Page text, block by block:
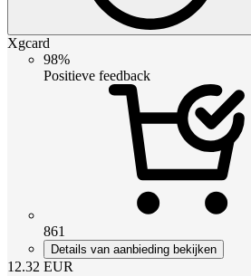
Xgcard
98%
Positieve feedback
861
Details van aanbieding bekijken
12.32 EUR